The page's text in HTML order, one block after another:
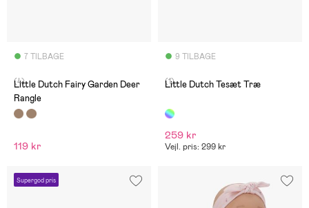
7 TILBAGE
(4)
Little Dutch Fairy Garden Deer
Rangle
119 kr
9 TILBAGE
(1)
Little Dutch Tesæt Træ
259 kr
Vejl. pris: 299 kr
Supergod pris